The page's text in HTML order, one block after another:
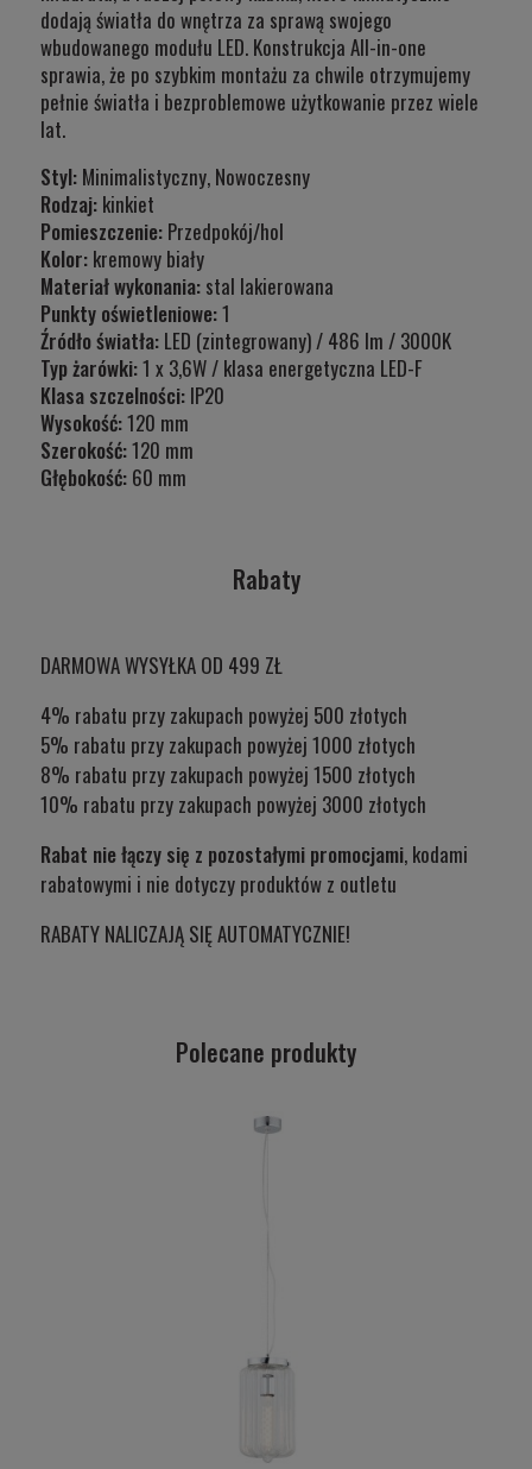
dodają światła do wnętrza za sprawą swojego
wbudowanego modułu LED. Konstrukcja All-in-one
sprawia, że po szybkim montażu za chwile otrzymujemy
pełnie światła i bezproblemowe użytkowanie przez wiele
lat.
Styl: Minimalistyczny, Nowoczesny
Rodzaj: kinkiet
Pomieszczenie: Przedpokój/hol
Kolor: kremowy biały
Materiał wykonania: stal lakierowana
Punkty oświetleniowe:1
Źródło światła: LED (zintegrowany) / 486 lm / 3000K
Typżarówki:1 x 3,6W / klasa energetyczna LED-F
Klasa szczelności: IP20
Wysokość:120 mm
Szerokość:120 mm
Głębokość: 60 mm
Rabaty
DARMOWA WYSYŁKA OD 499 ZŁ
4% rabatu przy zakupach powyżej 500 złotych
5% rabatu przy zakupach powyżej 1000 złotych
8% rabatu przy zakupach powyżej 1500 złotych
10% rabatu przy zakupach powyżej 3000 złotych
Rabat nie łączy się z pozostałymi promocjami, kodami
rabatowymi i nie dotyczy produktów z outletu
RABATY NALICZAJĄ SIĘ AUTOMATYCZNIE!
Polecane produkty